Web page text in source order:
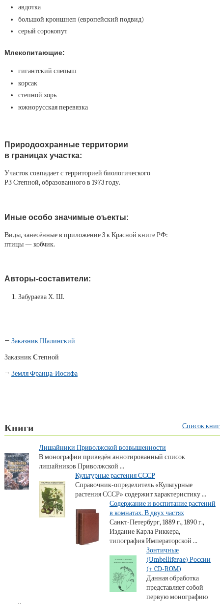
авдотка
большой кроншнеп (европейский подвид)
серый сорокопут
Млекопитающие:
гигантский слепыш
корсак
степной хорь
южнорусская перевязка
Природоохранные территории
в границах участка:
Участок совпадает с территорией биологического
РЗ Степной, образованного в 1973 году.
Иные особо значимые оъекты:
Виды, занесённые в приложение 3 к Красной книге РФ:
птицы — кобчик.
Авторы-составители:
Забураева Х. Ш.
← Заказник Шалинский
ЗаказникСтепной
→ Земля Франца-Иосифа
Книги Список книг
Лишайники Приволжской возвышенности
В монографии приведён аннотированный список
лишайников Приволжской ...
Культурные растения СССР
Справочник-определитель «Культурные
растения СССР» содержит характеристику ...
Содержание и воспитание растений
в комнатах. В двух частях
Санкт-Петербург, 1889 г., 1890 г.,
Издание Карла Риккера,
типография Императорской ...
Зонтичные
(Umbelliferae) России
(+ CD-ROM)
Данная обработка
представляет собой
первую монографию